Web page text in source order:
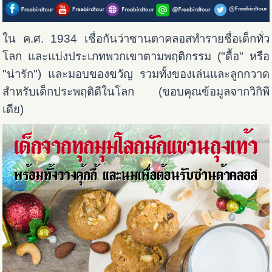
ใน ค.ศ. 1934 เชื่อกันว่าซานตาคลอสทำรายชื่อเด็กทั่ว
โลก และแบ่งประเภทพวกเขาตามพฤติกรรม ("ดื้อ" หรือ
"น่ารัก") และมอบของขวัญ รวมทั้งของเล่นและลูกกวาด
สำหรับเด็กประพฤติดีในโลก (ขอบคุณข้อมูลจากวิกิพี
เดีย)